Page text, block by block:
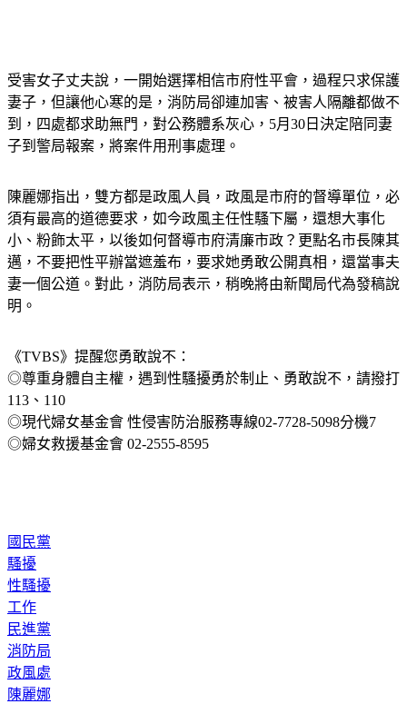
受害女子丈夫說，一開始選擇相信市府性平會，過程只求保護
妻子，但讓他心寒的是，消防局卻連加害、被害人隔離都做不
到，四處都求助無門，對公務體系灰心，5月30日決定陪同妻
陳麗娜指出，雙方都是政風人員，政風是市府的督導單位，必
須有最高的道德要求，如今政風主任性騷下屬，還想大事化
小、粉飾太平，以後如何督導市府清廉市政？更點名市長陳其
邁，不要把性平辦當遮羞布，要求她勇敢公開真相，還當事夫
妻一個公道。對此，消防局表示，稍晚將由新聞局代為發稿說
《TVBS》提醒您勇敢說不：
◎尊重身體自主權，遇到性騷擾勇於制止、勇敢說不，請撥打
113、110
◎現代婦女基金會 性侵害防治服務專線02-7728-5098分機7
國民黨
騷擾
性騷擾
工作
民進黨
消防局
政風處